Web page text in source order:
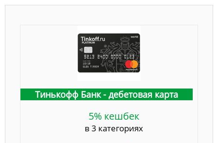
Тинькофф Банк - дебетовая карта
5% кешбек
в 3 категориях